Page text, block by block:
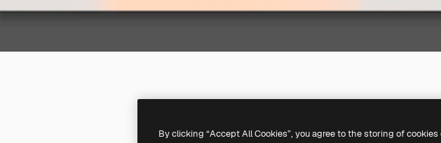
By clicking “Accept All Cookies”, you agree to the storing of